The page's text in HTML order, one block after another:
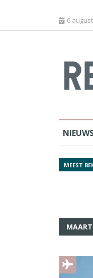
6
MEEST
luchthaven